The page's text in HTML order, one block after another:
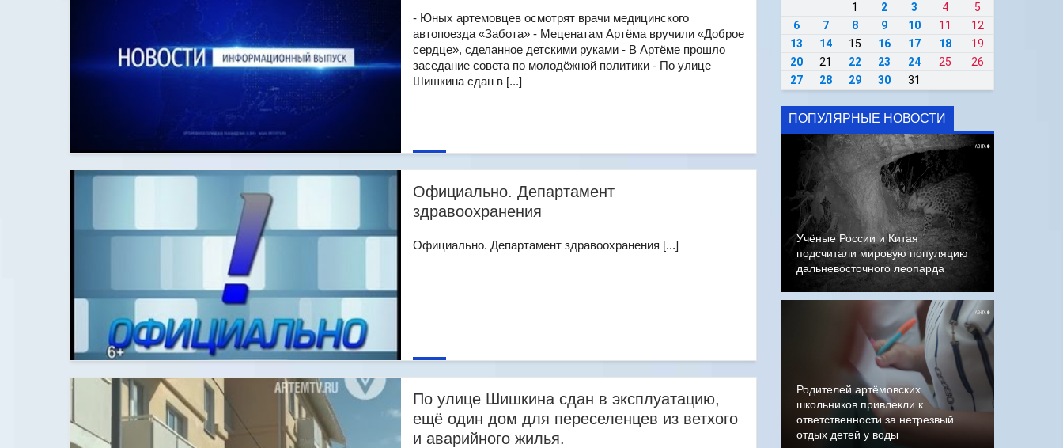
- Юных артемовцев осмотрят врачи медицинского
автопоезда «Забота» - Меценатам Артёма вручили «Доброе
сердце», сделанное детскими руками - В Артёме прошло
заседание совета по молодёжной политики - По улице
Шишкина сдан в [...]
Официально. Департамент
здравоохранения
Официально. Департамент здравоохранения [...]
По улице Шишкина сдан в эксплуатацию,
ещё один дом для переселенцев из ветхого
и аварийного жилья.
1
2 3 4
5
6
7 8 9 10 11
12
13
14 15 16 17 18
19
20
21 22 23 24 25
26
27
28 29 30 31
ПОПУЛЯРНЫЕ НОВОСТИ
Учёные России и Китая
подсчитали мировую популяцию
дальневосточного леопарда
Родителей артёмовских
школьников привлекли к
ответственности за нетрезвый
отдых детей у воды